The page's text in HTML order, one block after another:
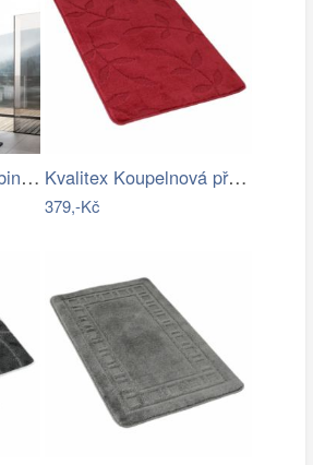
inhaus-idwitalia-kombinace-barev3.jpg Kvalitex Koupelnová předložka Listy…
379,-Kč